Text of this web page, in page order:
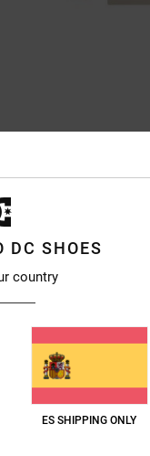
basado en
DC SHOES
country
ES SHIPPING ONLY